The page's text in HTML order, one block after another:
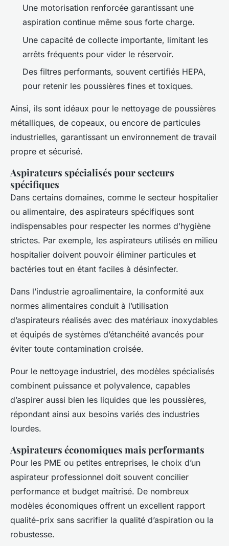
Une motorisation renforcée garantissant une
aspiration continue même sous forte charge.
Une capacité de collecte importante, limitant les
arrêts fréquents pour vider le réservoir.
Des filtres performants, souvent certifiés HEPA,
pour retenir les poussières fines et toxiques.
Ainsi, ils sont idéaux pour le nettoyage de poussières
métalliques, de copeaux, ou encore de particules
industrielles, garantissant un environnement de travail
propre et sécurisé.
Aspirateurs spécialisés pour secteurs
spécifiques
Dans certains domaines, comme le secteur hospitalier
ou alimentaire, des aspirateurs spécifiques sont
indispensables pour respecter les normes d’hygiène
strictes. Par exemple, les aspirateurs utilisés en milieu
hospitalier doivent pouvoir éliminer particules et
bactéries tout en étant faciles à désinfecter.
Dans l’industrie agroalimentaire, la conformité aux
normes alimentaires conduit à l’utilisation
d’aspirateurs réalisés avec des matériaux inoxydables
et équipés de systèmes d’étanchéité avancés pour
éviter toute contamination croisée.
Pour le nettoyage industriel, des modèles spécialisés
combinent puissance et polyvalence, capables
d’aspirer aussi bien les liquides que les poussières,
répondant ainsi aux besoins variés des industries
lourdes.
Aspirateurs économiques mais performants
Pour les PME ou petites entreprises, le choix d’un
aspirateur professionnel doit souvent concilier
performance et budget maîtrisé. De nombreux
modèles économiques offrent un excellent rapport
qualité-prix sans sacrifier la qualité d’aspiration ou la
robustesse.